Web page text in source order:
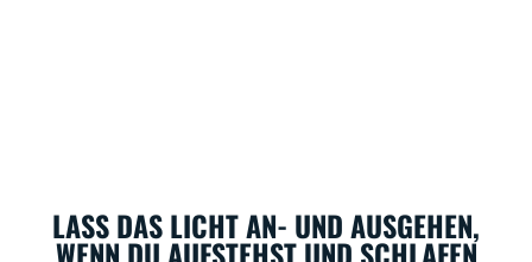
LASS DAS LICHT AN- UND AUSGEHEN,